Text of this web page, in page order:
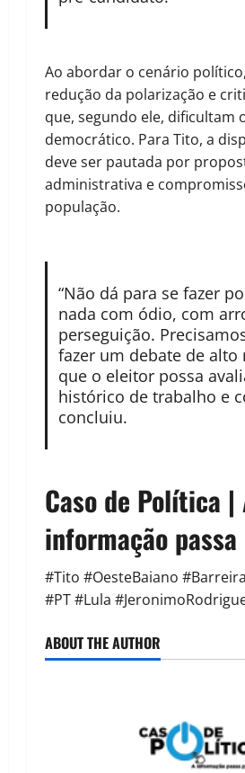
Ao abordar o cenário
redução da polarização e
que, segundo ele, dificultam
democrático. Para Tito, a
deve ser pautada por
administrativa e
população.
“Não dá para se fazer
nada com ódio, com
perseguição.
fazer um debate de alto
que o eleitor possa
histórico de trabalho e
concluiu.
Caso de Política |
informação
#Tito #OesteBaiano
#PT #Lula
ABOUT THE AUTHOR